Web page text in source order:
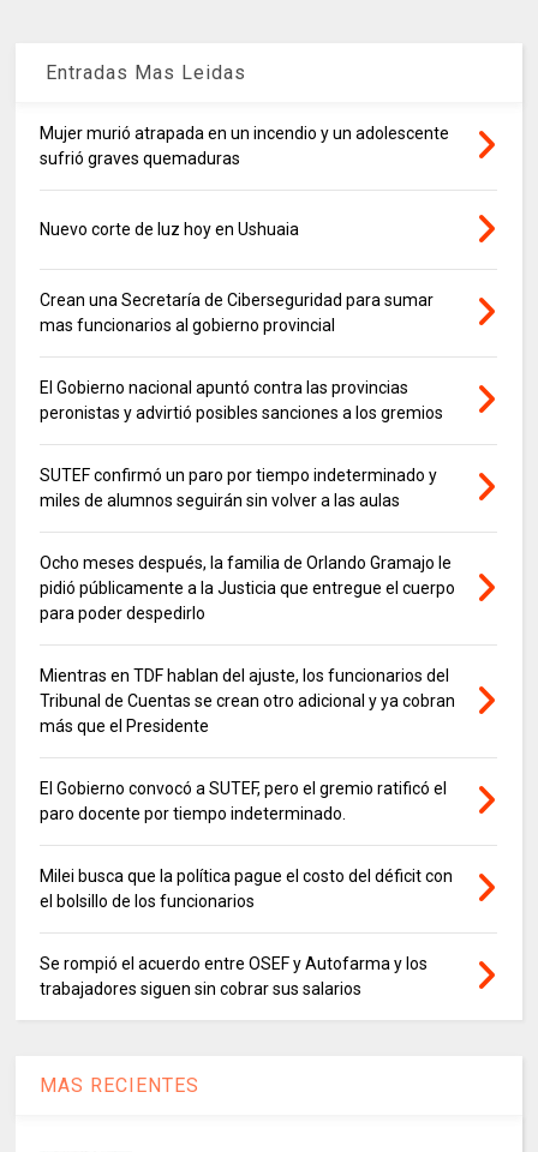
Entradas Mas Leidas
Mujer murió atrapada en un incendio y un adolescente
sufrió graves quemaduras
Nuevo corte de luz hoy en Ushuaia
Crean una Secretaría de Ciberseguridad para sumar
mas funcionarios al gobierno provincial
El Gobierno nacional apuntó contra las provincias
peronistas y advirtió posibles sanciones a los gremios
SUTEF confirmó un paro por tiempo indeterminado y
miles de alumnos seguirán sin volver a las aulas
Ocho meses después, la familia de Orlando Gramajo le
pidió públicamente a la Justicia que entregue el cuerpo
para poder despedirlo
Mientras en TDF hablan del ajuste, los funcionarios del
Tribunal de Cuentas se crean otro adicional y ya cobran
más que el Presidente
El Gobierno convocó a SUTEF, pero el gremio ratificó el
paro docente por tiempo indeterminado.
Milei busca que la política pague el costo del déficit con
el bolsillo de los funcionarios
Se rompió el acuerdo entre OSEF y Autofarma y los
trabajadores siguen sin cobrar sus salarios
MAS RECIENTES